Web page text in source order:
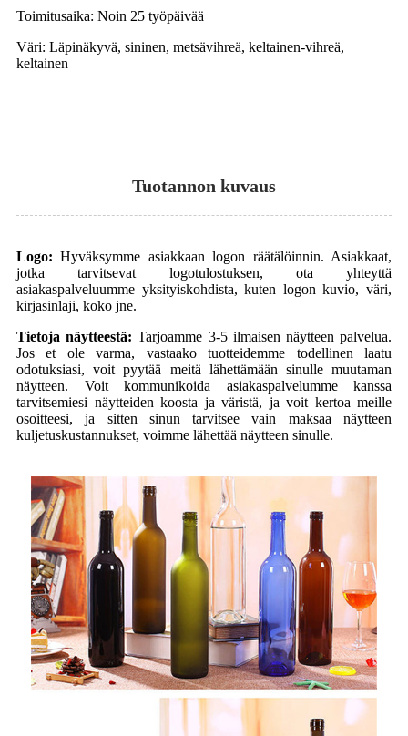
Toimitusaika: Noin 25 työpäivää
Väri: Läpinäkyvä, sininen, metsävihreä, keltainen-vihreä,
keltainen
Tuotannon kuvaus
Logo:Hyväksymme asiakkaan logon räätälöinnin. Asiakkaat,
jotka tarvitsevat logotulostuksen, ota yhteyttä
asiakaspalveluumme yksityiskohdista, kuten logon kuvio, väri,
kirjasinlaji, koko jne.
Tietoja näytteestä:Tarjoamme 3-5 ilmaisen näytteen palvelua.
Jos et ole varma, vastaako tuotteidemme todellinen laatu
odotuksiasi, voit pyytää meitä lähettämään sinulle muutaman
näytteen. Voit kommunikoida asiakaspalvelumme kanssa
tarvitsemiesi näytteiden koosta ja väristä, ja voit kertoa meille
osoitteesi, ja sitten sinun tarvitsee vain maksaa näytteen
kuljetuskustannukset, voimme lähettää näytteen sinulle.